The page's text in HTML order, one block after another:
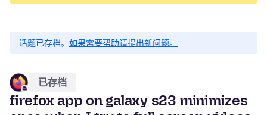
话题已存档。 如果需要帮助请提出新问题。
已存档
firefox app on galaxy s23 minimizes